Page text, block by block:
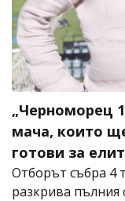
„Черноморец
мача, които
готови за
Отборът събра 4
разкрива пълния